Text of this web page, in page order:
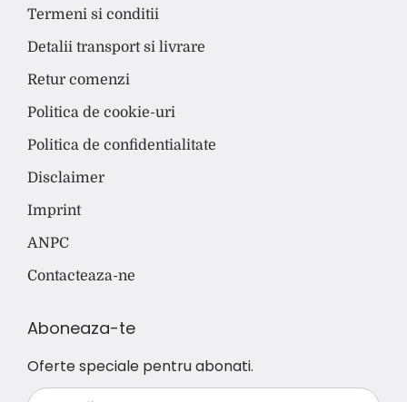
Termeni si conditii
Detalii transport si livrare
Retur comenzi
Politica de cookie-uri
Politica de confidentialitate
Disclaimer
Imprint
ANPC
Contacteaza-ne
Aboneaza-te
Oferte speciale pentru abonati.